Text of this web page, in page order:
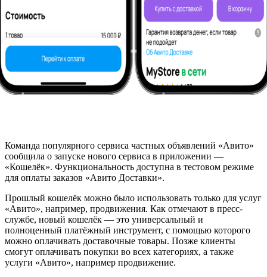
Команда популярного сервиса частных объявлений «Авито»
сообщила о запуске нового сервиса в приложении —
«Кошелёк». Функциональность доступна в тестовом режиме
для оплаты заказов «Авито Доставки».
Прошлый кошелёк можно было использовать только для услуг
«Авито», например, продвижения. Как отмечают в пресс-
службе, новый кошелёк — это универсальный и
полноценный платёжный инструмент, с помощью которого
можно оплачивать доставочные товары. Позже клиенты
смогут оплачивать покупки во всех категориях, а также
услуги «Авито», например продвижение.